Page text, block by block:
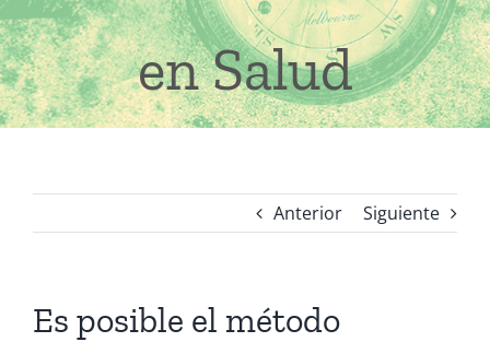
en Salud
Anterior Siguiente
Es posible el método